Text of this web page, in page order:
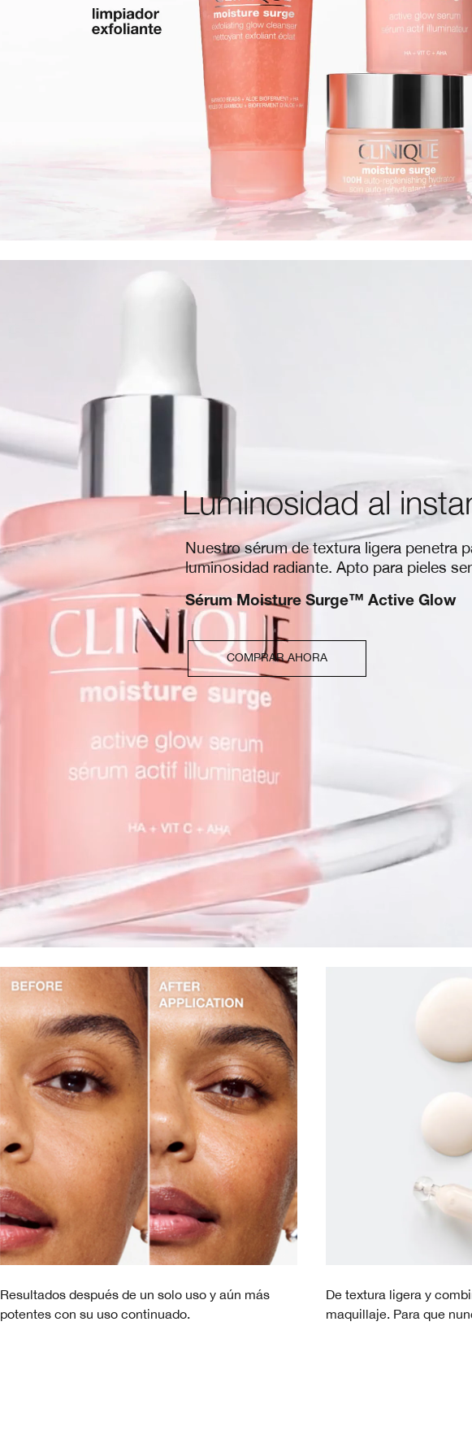
Luminosidad al
Nuestro sérum de textura ligera penetra
luminosidad radiante. Apto para pieles
Sérum Moisture Surge™ Active Glow
COMPRAR AHORA
Resultados después de un solo uso y aún más
potentes con su uso continuado.
De textura ligera y
maquillaje. Para que